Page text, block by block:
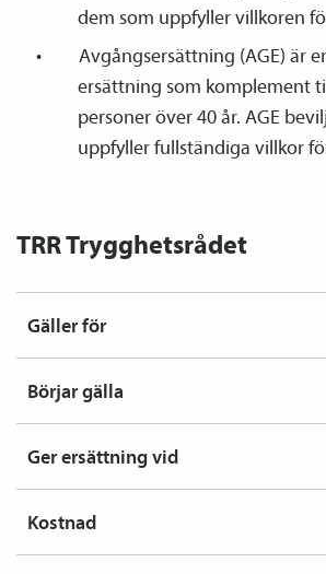
dem som uppfyller villkoren
Avgångsersättning (AGE) är
ersättning som komplement
personer över 40 år. AGE
uppfyller fullständiga villkor
TRR Trygghetsrådet
Gäller för
Börjar gälla
Ger ersättning vid
Kostnad